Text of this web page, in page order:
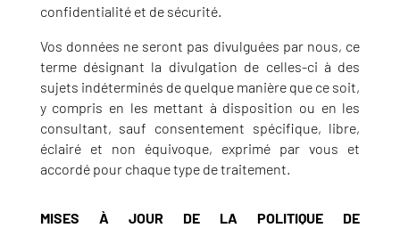
confidentialité et de sécurité.
Vos données ne seront pas divulguées par nous, ce
terme désignant la divulgation de celles-ci à des
sujets indéterminés de quelque manière que ce soit,
y compris en les mettant à disposition ou en les
consultant, sauf consentement spécifique, libre,
éclairé et non équivoque, exprimé par vous et
accordé pour chaque type de traitement.
MISES À JOUR DE LA POLITIQUE DE